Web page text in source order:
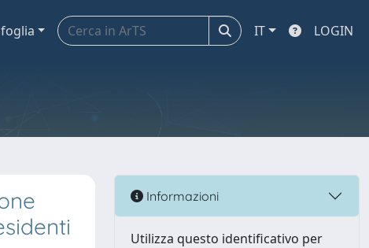
IT LOGIN
Informazioni
Utilizza questo identificativo per